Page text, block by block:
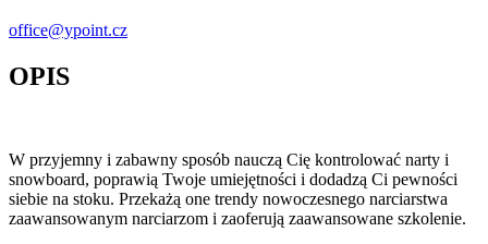
office@ypoint.cz
OPIS
W przyjemny i zabawny sposób nauczą Cię kontrolować narty i
snowboard, poprawią Twoje umiejętności i dodadzą Ci pewności
siebie na stoku. Przekażą one trendy nowoczesnego narciarstwa
zaawansowanym narciarzom i zaoferują zaawansowane szkolenie.